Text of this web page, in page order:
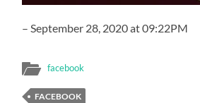
– September 28, 2020 at 09:22PM
facebook
FACEBOOK